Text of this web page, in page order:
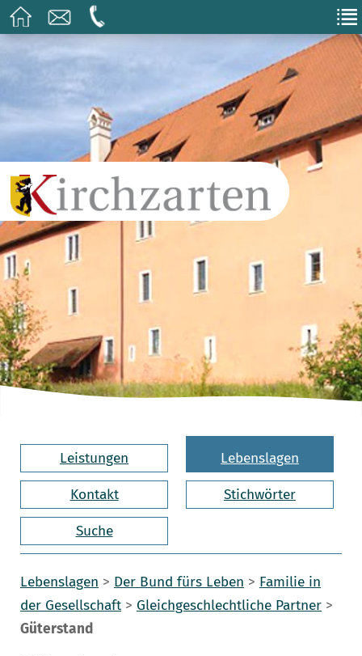
Leistungen Lebenslagen
Kontakt Stichwörter
Suche
Lebenslagen > Der Bund fürs Leben > Familie in
der Gesellschaft > Gleichgeschlechtliche Partner >
Güterstand